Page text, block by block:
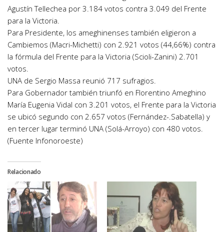
Agustín Tellechea por 3.184 votos contra 3.049 del Frente
para la Victoria.
Para Presidente, los ameghinenses también eligieron a
Cambiemos (Macri-Michetti) con 2.921 votos (44,66%) contra
la fórmula del Frente para la Victoria (Scioli-Zanini) 2.701
votos.
UNA de Sergio Massa reunió 717 sufragios.
Para Gobernador también triunfó en Florentino Ameghino
María Eugenia Vidal con 3.201 votos, el Frente para la Victoria
se ubicó segundo con 2.657 votos (Fernández-.Sabatella) y
en tercer lugar terminó UNA (Solá-Arroyo) con 480 votos.
(Fuente Infonoroeste)
Relacionado